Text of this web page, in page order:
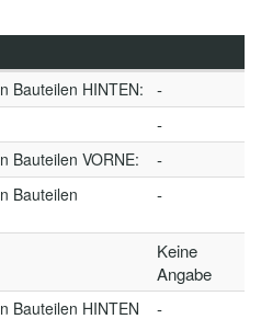
Bauteilen HINTEN: -
-
Bauteilen VORNE: -
Bauteilen
-
Keine
Angabe
Bauteilen HINTEN
-